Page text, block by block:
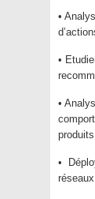
•
•
•
•